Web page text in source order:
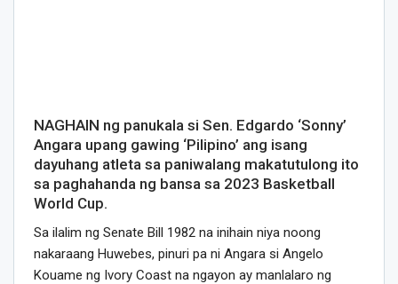
NAGHAIN ng panukala si Sen. Edgardo ‘Sonny’
Angara upang gawing ‘Pilipino’ ang isang
dayuhang atleta sa paniwalang makatutulong ito
sa paghahanda ng bansa sa 2023 Basketball
World Cup.
Sa ilalim ng Senate Bill 1982 na inihain niya noong
nakaraang Huwebes, pinuri pa ni Angara si Angelo
Kouame ng Ivory Coast na ngayon ay manlalaro ng